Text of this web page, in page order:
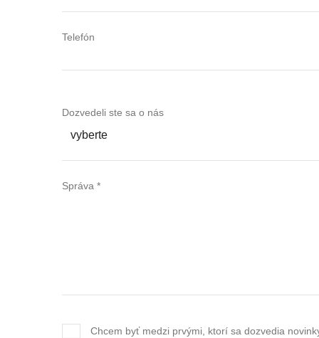
Telefón
Dozvedeli ste sa o nás
vyberte
Správa *
Chcem byť medzi prvými, ktorí sa dozvedia